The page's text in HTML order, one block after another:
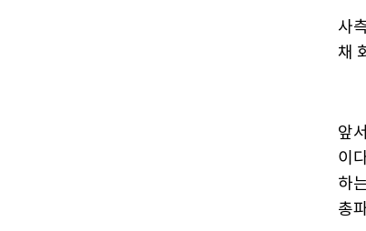
사
채
앞
이
하
총